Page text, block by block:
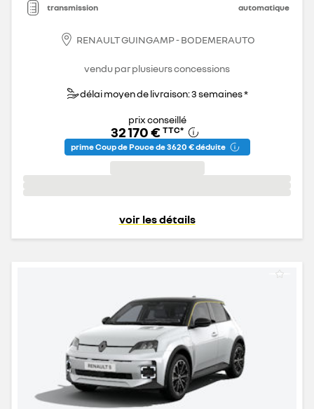
transmission automatique
RENAULT GUINGAMP - BODEMERAUTO
vendu par plusieurs concessions
délai moyen de livraison: 3 semaines *
prix conseillé
32 170 € TTC*
prime Coup de Pouce de 3 620 € déduite
voir les détails